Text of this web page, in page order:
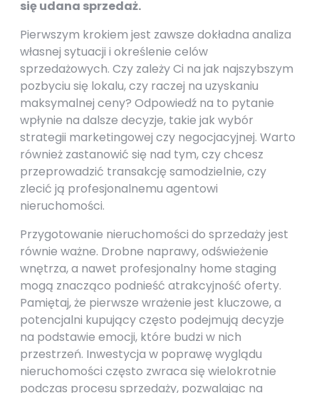
się udana sprzedaż.
Pierwszym krokiem jest zawsze dokładna analiza
własnej sytuacji i określenie celów
sprzedażowych. Czy zależy Ci na jak najszybszym
pozbyciu się lokalu, czy raczej na uzyskaniu
maksymalnej ceny? Odpowiedź na to pytanie
wpłynie na dalsze decyzje, takie jak wybór
strategii marketingowej czy negocjacyjnej. Warto
również zastanowić się nad tym, czy chcesz
przeprowadzić transakcję samodzielnie, czy
zlecić ją profesjonalnemu agentowi
nieruchomości.
Przygotowanie nieruchomości do sprzedaży jest
równie ważne. Drobne naprawy, odświeżenie
wnętrza, a nawet profesjonalny home staging
mogą znacząco podnieść atrakcyjność oferty.
Pamiętaj, że pierwsze wrażenie jest kluczowe, a
potencjalni kupujący często podejmują decyzje
na podstawie emocji, które budzi w nich
przestrzeń. Inwestycja w poprawę wyglądu
nieruchomości często zwraca się wielokrotnie
podczas procesu sprzedaży, pozwalając na